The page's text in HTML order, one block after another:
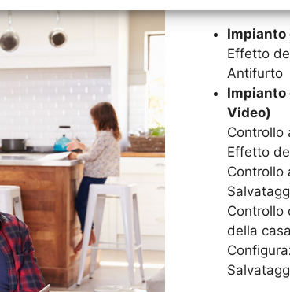
Impianto
Effetto
Antifurto
Impianto
Video)
Controllo
Effetto
Controllo
Controllo
della